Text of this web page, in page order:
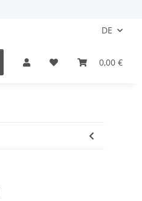
DE
0,00 €